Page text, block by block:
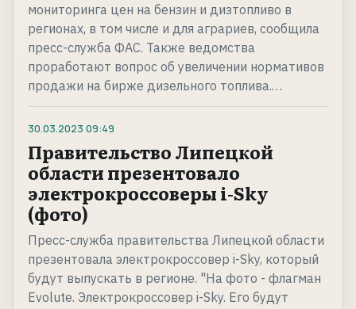
мониторинга цен на бензин и дизтопливо в
регионах, в том числе и для аграриев, сообщила
пресс-служба ФАС. Также ведомства
проработают вопрос об увеличении нормативов
продажи на бирже дизельного топлива.…
30.03.2023 09:49
Правительство Липецкой
области презентовало
электрокроссоверы i-Sky
(фото)
Пресс-служба правительства Липецкой области
презентовала электрокроссовер i-Sky, который
будут выпускать в регионе. "На фото - флагман
Evolute. Электрокроссовер i-Sky. Его будут